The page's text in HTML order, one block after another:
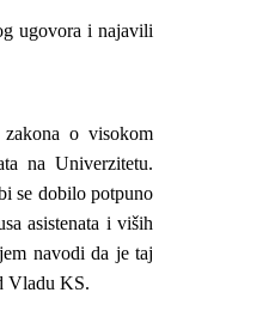
ugovora i najavili
o visokom
na Univerzitetu.
se dobilo potpuno
asistenata i viših
navodi da je taj
Vladu KS.